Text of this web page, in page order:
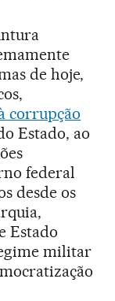
de hoje,
corrupção
Estado, ao
federal
desde os
Estado
militar